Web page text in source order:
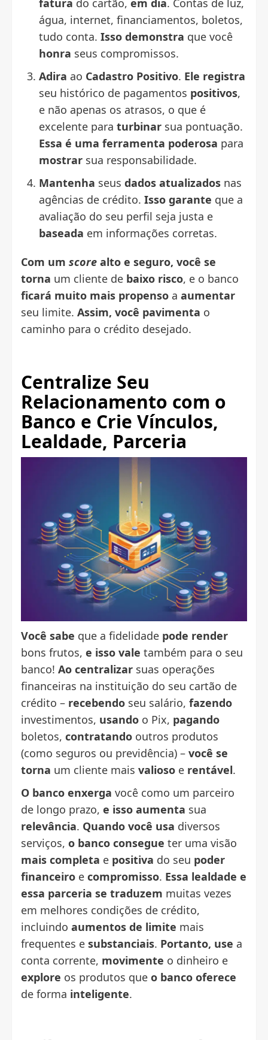
água, internet, financiamentos, boletos,
tudo conta. Isso demonstra que você
honra seus compromissos.
Adira ao Cadastro Positivo. Ele registra
seu histórico de pagamentos positivos,
e não apenas os atrasos, o que é
excelente para turbinar sua pontuação.
Essa é uma ferramenta poderosa para
mostrar sua responsabilidade.
Mantenha seus dados atualizados nas
agências de crédito. Isso garante que a
avaliação do seu perfil seja justa e
baseada em informações corretas.
Com um score alto e seguro, você se
torna um cliente de baixo risco, e o banco
ficará muito mais propenso a aumentar
seu limite. Assim, você pavimenta o
caminho para o crédito desejado.
Centralize Seu
Relacionamento com o
Banco e Crie Vínculos,
Lealdade, Parceria
Você sabe que a fidelidade pode render
bons frutos, e isso vale também para o seu
banco! Ao centralizar suas operações
financeiras na instituição do seu cartão de
crédito – recebendo seu salário, fazendo
investimentos, usando o Pix, pagando
boletos, contratando outros produtos
(como seguros ou previdência) – você se
torna um cliente mais valioso e rentável.
O banco enxerga você como um parceiro
de longo prazo, e isso aumenta sua
relevância. Quando você usa diversos
serviços, o banco consegue ter uma visão
mais completa e positiva do seu poder
financeiro e compromisso. Essa lealdade e
essa parceria se traduzem muitas vezes
em melhores condições de crédito,
incluindo aumentos de limite mais
frequentes e substanciais. Portanto, use a
conta corrente, movimente o dinheiro e
explore os produtos que o banco oferece
de forma inteligente.